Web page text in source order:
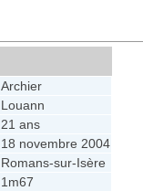
Archier
Louann
21 ans
18 novembre 2004
Romans-sur-Isère
1m67